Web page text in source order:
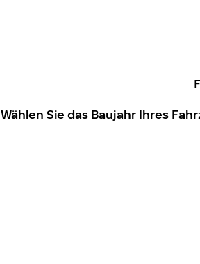
Wählen Sie das Baujahr Ihres